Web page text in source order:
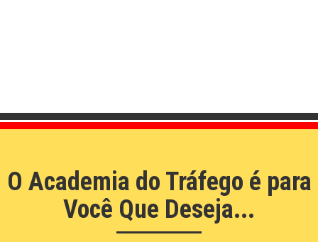
O Academia do Tráfego é para
Você Que Deseja...